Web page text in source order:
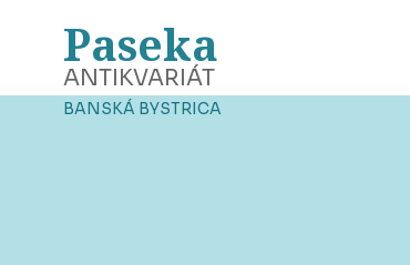
Paseka
ANTIKVARIÁT
BANSKÁ BYSTRICA